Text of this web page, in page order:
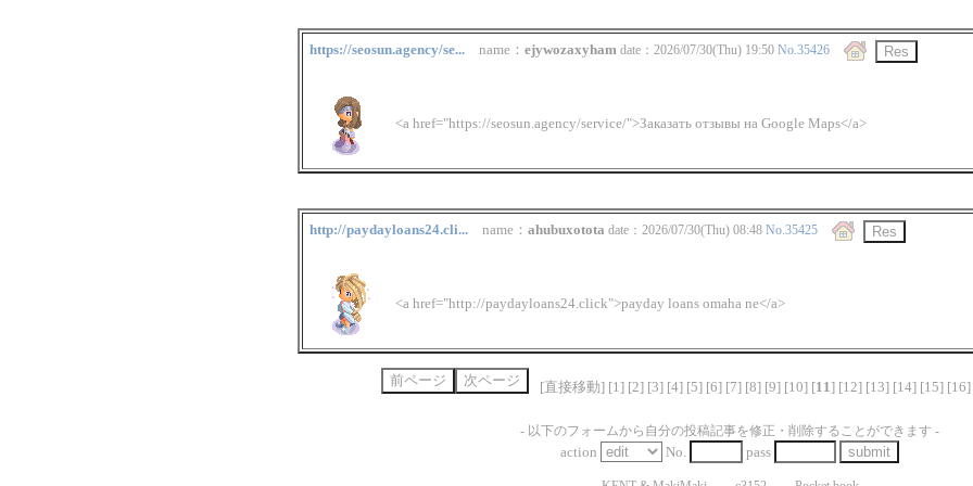
https://seosun.agency/se... name： ejywozaxyham date：2026/07/30(Thu) 19:50 No.35426
<a href="https://seosun.agency/service/">Заказать отзывы на Google Maps</a>
http://paydayloans24.cli... name： ahubuxotota date：2026/07/30(Thu) 08:48 No.35425
<a href="http://paydayloans24.click">payday loans omaha ne</a>
[直接移動] [1 ] [2] [3] [4] [5] [6] [7] [8] [9] [10] [11] [12] [13] [14] [15] [16]
- 以下のフォームから自分の投稿記事を修正・削除することができます -
action No. pass